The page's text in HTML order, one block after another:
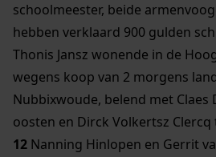
schoolmeester, beide
hebben verklaard 900 gulden
Thonis Jansz wonende in de
wegens koop van 2 morgens
Nubbixwoude, belend met Claes
oosten en Dirck Volkertsz Clercq
12 Nanning Hinlopen en Gerrit